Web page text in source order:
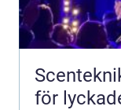
Scenteknik
för